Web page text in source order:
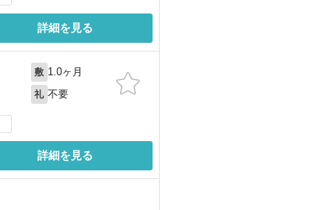
詳細を見る
敷 1.0ヶ月
礼 不要
詳細を見る